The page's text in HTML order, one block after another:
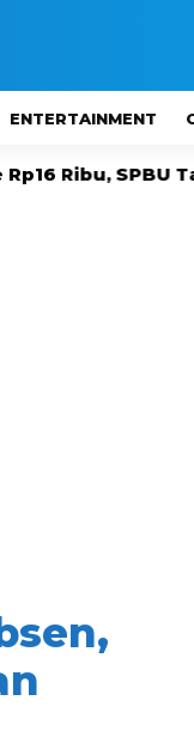
ENTERTAINMENT
Tak Kunjung